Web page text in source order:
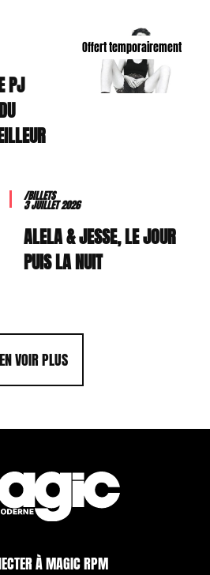
Offert temporairement
PJ
/BILLETS
3 JUILLET 2026
ALELA & JESSE, LE JOUR
PUIS LA NUIT
EN VOIR PLUS
À MAGIC RPM